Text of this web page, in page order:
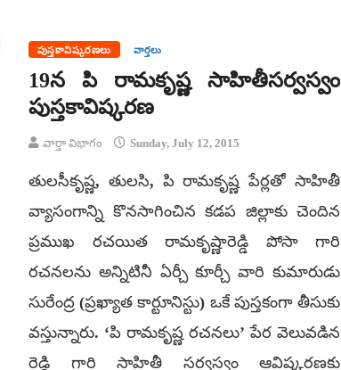
పుస్తకావిష్కరణలు వార్తలు
19న పి రామకృష్ణ సాహితీసర్వస్వం
పుస్తకావిష్కరణ
వార్తా విభాగం Sunday, July 12, 2015
తులసీకృష్ణ, తులసి, పి రామకృష్ణ పేర్లతో సాహితీ
వ్యాసంగాన్ని కొనసాగించిన కడప జిల్లాకు చెందిన
ప్రముఖ రచయిత రామకృష్ణారెడ్డి పోసా గారి
రచనలను అన్నిటినీ ఏర్చీ కూర్చీ వారి కుమారుడు
సురేంద్ర (ప్రఖ్యాత కార్టూనిస్టు) ఒకే పుస్తకంగా తీసుకు
వస్తున్నారు. ‘పి రామకృష్ణ రచనలు’ పేర వెలువడిన
రెడ్డి గారి సాహితీ సర్వస్వం ఆవిష్కరణకు